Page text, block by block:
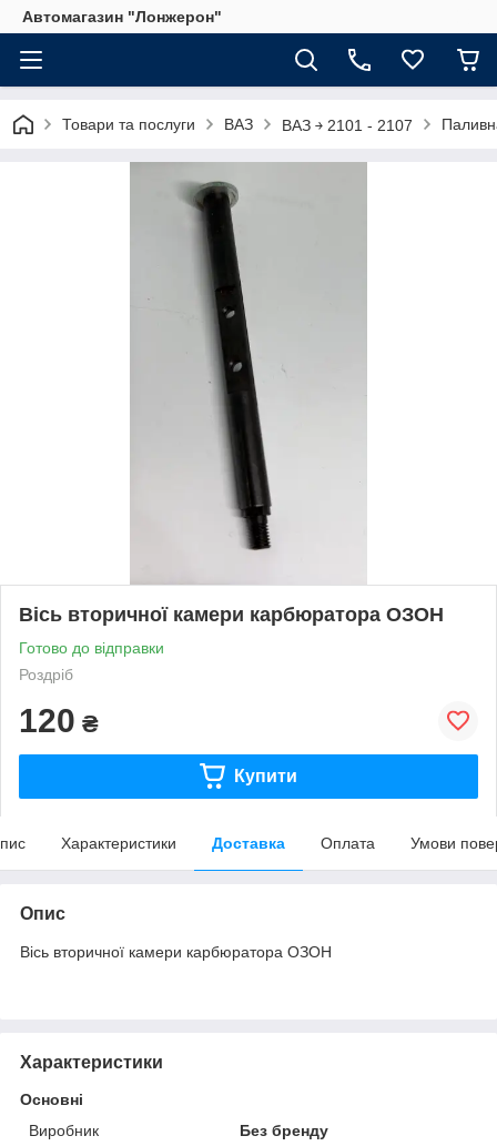
Автомагазин "Лонжерон"
Товари та послуги ВАЗ ВАЗ ￫ 2101 - 2107
Вісь вторичної камери карбюратора ОЗОН
Готово до відправки
Роздріб
120 ₴
Купити
Характеристики Доставка Оплата Умови
Опис
Вісь вторичної камери карбюратора ОЗОН
Характеристики
Основні
Виробник
Без бренду